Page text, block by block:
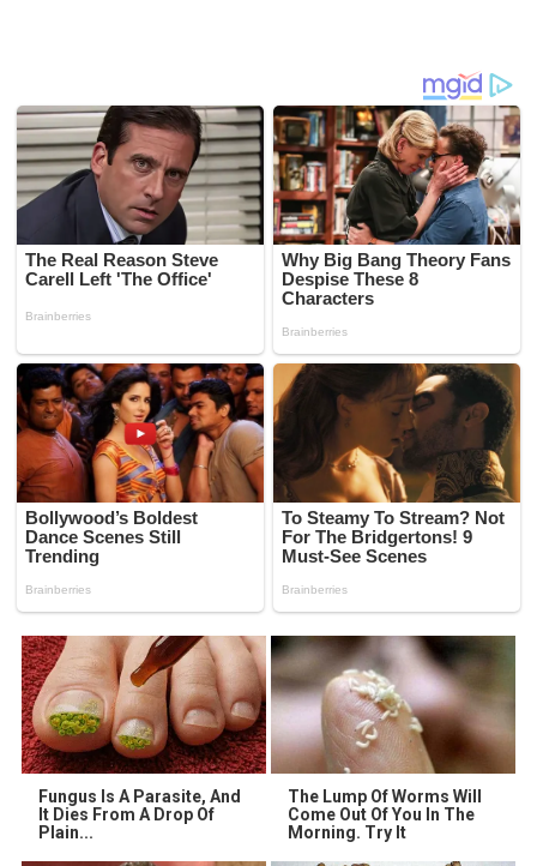
Fungus Is A Parasite, And
It Dies From A Drop Of
Plain...
The Lump Of Worms Will
Come Out Of You In The
Morning. Try It